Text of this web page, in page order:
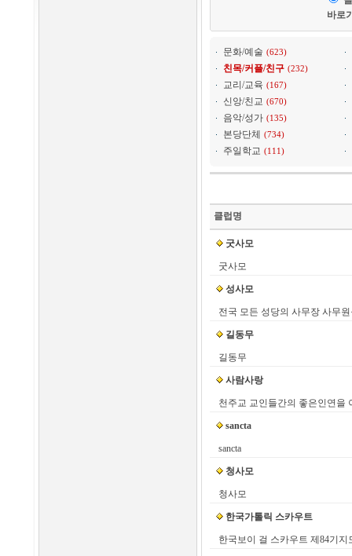
바로
문화/예술 (623)
친목/커플/친구 (232)
교리/교육 (167)
신앙/친교 (670)
음악/성가 (135)
본당단체 (734)
주일학교 (111)
클럽명
굿사모
굿사모
성사모
전국 모든 성당의 사무장 사무
길동무
길동무
사람사랑
천주교 교인들간의 좋은인연을
sancta
sancta
청사모
청사모
한국가톨릭 스카우트
한국보이 걸 스카우트 제84기지